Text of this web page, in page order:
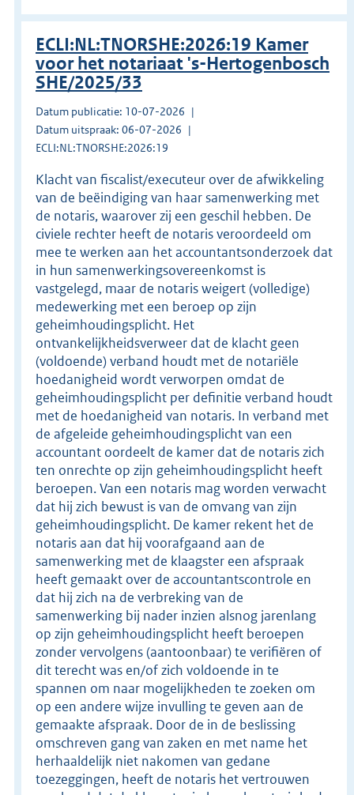
ECLI:NL:TNORSHE:2026:19 Kamer
voor het notariaat 's-Hertogenbosch
SHE/2025/33
Datum publicatie: 10-07-2026
Datum uitspraak: 06-07-2026
ECLI:NL:TNORSHE:2026:19
Klacht van fiscalist/executeur over de afwikkeling
van de beëindiging van haar samenwerking met
de notaris, waarover zij een geschil hebben. De
civiele rechter heeft de notaris veroordeeld om
mee te werken aan het accountantsonderzoek dat
in hun samenwerkingsovereenkomst is
vastgelegd, maar de notaris weigert (volledige)
medewerking met een beroep op zijn
geheimhoudingsplicht. Het
ontvankelijkheidsverweer dat de klacht geen
(voldoende) verband houdt met de notariële
hoedanigheid wordt verworpen omdat de
geheimhoudingsplicht per definitie verband houdt
met de hoedanigheid van notaris. In verband met
de afgeleide geheimhoudingsplicht van een
accountant oordeelt de kamer dat de notaris zich
ten onrechte op zijn geheimhoudingsplicht heeft
beroepen. Van een notaris mag worden verwacht
dat hij zich bewust is van de omvang van zijn
geheimhoudingsplicht. De kamer rekent het de
notaris aan dat hij voorafgaand aan de
samenwerking met de klaagster een afspraak
heeft gemaakt over de accountantscontrole en
dat hij zich na de verbreking van de
samenwerking bij nader inzien alsnog jarenlang
op zijn geheimhoudingsplicht heeft beroepen
zonder vervolgens (aantoonbaar) te verifiëren of
dit terecht was en/of zich voldoende in te
spannen om naar mogelijkheden te zoeken om
op een andere wijze invulling te geven aan de
gemaakte afspraak. Door de in de beslissing
omschreven gang van zaken en met name het
herhaaldelijk niet nakomen van gedane
toezeggingen, heeft de notaris het vertrouwen